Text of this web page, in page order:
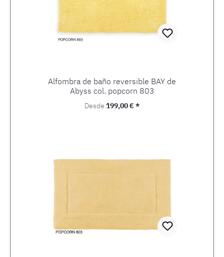
Alfombra de baño reversible BAY de
Abyss col. popcorn 803
Precio normal:
Desde 199,00 € *